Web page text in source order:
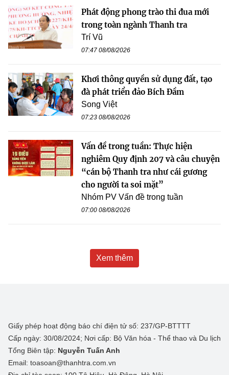
Phát động phong trào thi đua mới
trong toàn ngành Thanh tra
Trí Vũ
07:47 08/08/2026
Khơi thông quyền sử dụng đất, tạo
đà phát triển đảo Bích Đầm
Song Việt
07:23 08/08/2026
Vấn đề trong tuần: Thực hiện
nghiêm Quy định 207 và câu chuyện
“cán bộ Thanh tra như cái gương
cho người ta soi mặt”
Nhóm PV Vấn đề trong tuần
07:00 08/08/2026
Xem thêm
Giấy phép hoạt động báo chí điện tử số: 237/GP-BTTTT
Cấp ngày: 30/08/2024; Nơi cấp: Bộ Văn hóa - Thể thao và Du lịch
Tổng Biên tập: Nguyễn Tuấn Anh
Email: toasoan@thanhtra.com.vn